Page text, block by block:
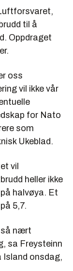
til å
Oppdraget
oss
vil ikke vår
for Nato
som
Ukeblad.
vil
heller ikke
halvøya. Et
5,7.
så nært
sa Freysteinn
Island onsdag,